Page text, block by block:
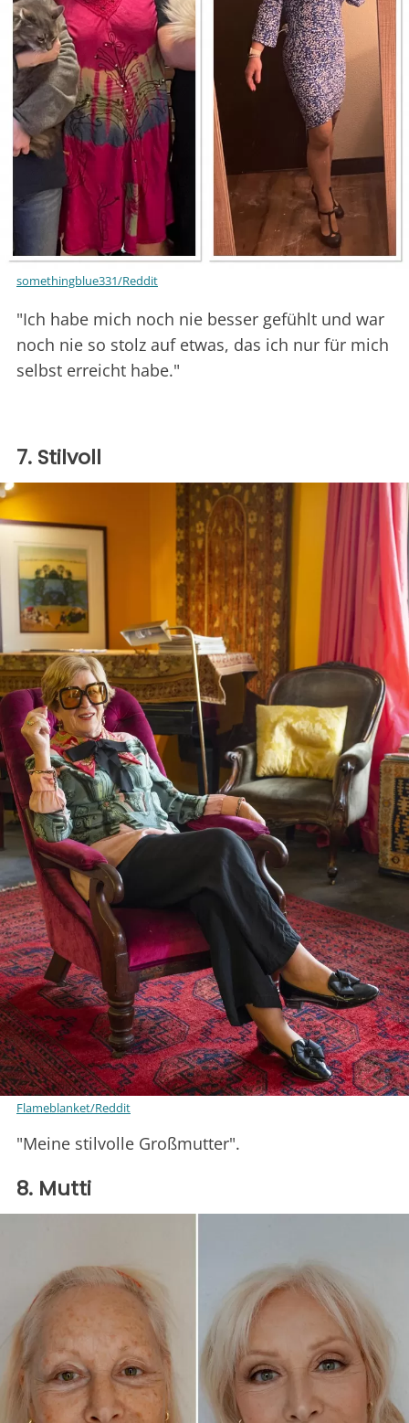
somethingblue331/Reddit
"Ich habe mich noch nie besser gefühlt und war
noch nie so stolz auf etwas, das ich nur für mich
selbst erreicht habe."
7. Stilvoll
Flameblanket/Reddit
"Meine stilvolle Großmutter".
8. Mutti